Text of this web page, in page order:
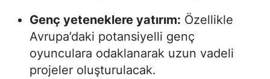
Genç yeteneklere yatırım: Özellikle
Avrupa’daki potansiyelli genç
oyunculara odaklanarak uzun vadeli
projeler oluşturulacak.